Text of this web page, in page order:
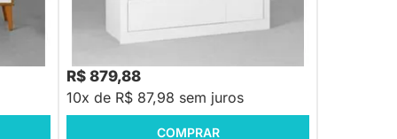
R$ 879,88
10x de R$ 87,98 sem juros
COMPRAR